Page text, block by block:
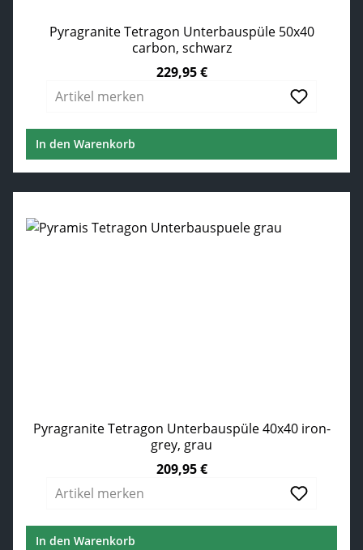
Pyragranite Tetragon Unterbauspüle 50x40
carbon, schwarz
229,95 €
Artikel merken
In den Warenkorb
Pyragranite Tetragon Unterbauspüle 40x40 iron-
grey, grau
209,95 €
Artikel merken
In den Warenkorb